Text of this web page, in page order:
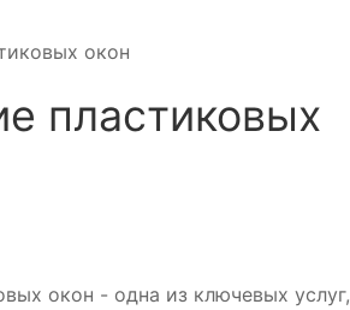
окон
пластиковых
окон - одна из ключевых услуг,